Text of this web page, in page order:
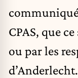
CPAS, que
ou par les